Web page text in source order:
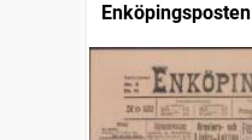
Enköpingsposten